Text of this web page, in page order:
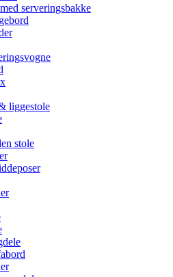
serveringsbakke
liggestole
stole